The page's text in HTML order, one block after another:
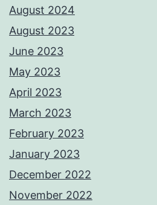
August 2024
August 2023
June 2023
May 2023
April 2023
March 2023
February 2023
January 2023
December 2022
November 2022